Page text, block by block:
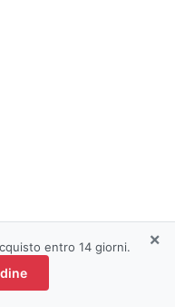
entro 14 giorni. ×